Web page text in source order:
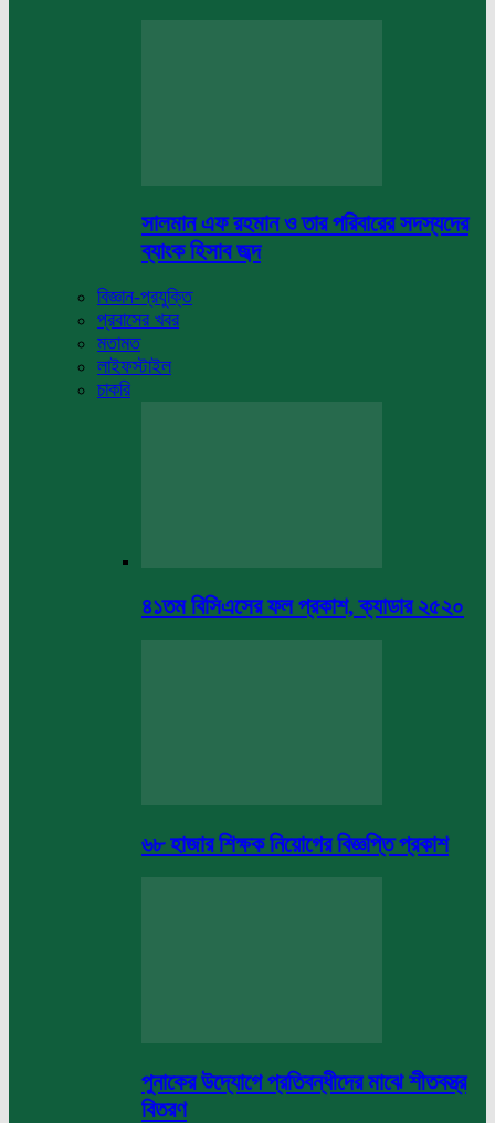
সালমান এফ রহমান ও তার পরিবারের সদস্যদের
ব্যাংক হিসাব জব্দ
বিজ্ঞান-প্রযুক্তি
প্রবাসের খবর
মতামত
লাইফস্টাইল
চাকরি
৪১তম বিসিএসের ফল প্রকাশ, ক্যাডার ২৫২০
৬৮ হাজার শিক্ষক নিয়োগের বিজ্ঞপ্তি প্রকাশ
পুনাকের উদ্যোগে প্রতিবন্ধীদের মাঝে শীতবস্ত্র
বিতরণ